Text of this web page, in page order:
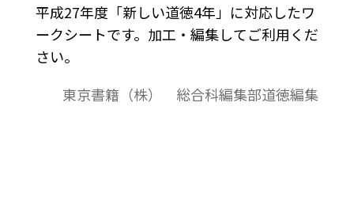
平成27年度「新しい道徳4年」に対応したワ
ークシートです。加工・編集してご利用くだ
さい。
東京書籍（株） 総合科編集部道徳編集